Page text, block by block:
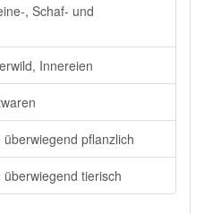
, Schaf- und
Innereien
pflanzlich
tierisch